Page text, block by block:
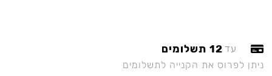
עד 12 תשלומים
ניתן לפרוס את הקנייה לתשלומים